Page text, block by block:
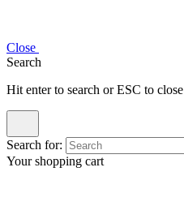
Close
Search
Hit enter to search or ESC to close
Search for:
Your shopping cart